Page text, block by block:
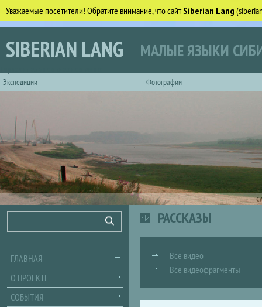
Уважаемые посетители! Обратите внимание, что сайтSiberian Lang
Перейти к основному содержанию
SIBERIAN LANG МАЛЫЕ ЯЗЫКИ
Экспедиции
Фотографии
РАССКАЗЫ
Все видео
Все видеофрагменты
Поиск
ГЛАВНАЯ
О ПРОЕКТЕ
СОБЫТИЯ